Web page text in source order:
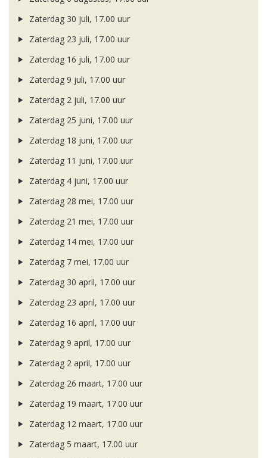
Zaterdag 30 juli, 17.00 uur
Zaterdag 23 juli, 17.00 uur
Zaterdag 16 juli, 17.00 uur
Zaterdag 9 juli, 17.00 uur
Zaterdag 2 juli, 17.00 uur
Zaterdag 25 juni, 17.00 uur
Zaterdag 18 juni, 17.00 uur
Zaterdag 11 juni, 17.00 uur
Zaterdag 4 juni, 17.00 uur
Zaterdag 28 mei, 17.00 uur
Zaterdag 21 mei, 17.00 uur
Zaterdag 14 mei, 17.00 uur
Zaterdag 7 mei, 17.00 uur
Zaterdag 30 april, 17.00 uur
Zaterdag 23 april, 17.00 uur
Zaterdag 16 april, 17.00 uur
Zaterdag 9 april, 17.00 uur
Zaterdag 2 april, 17.00 uur
Zaterdag 26 maart, 17.00 uur
Zaterdag 19 maart, 17.00 uur
Zaterdag 12 maart, 17.00 uur
Zaterdag 5 maart, 17.00 uur